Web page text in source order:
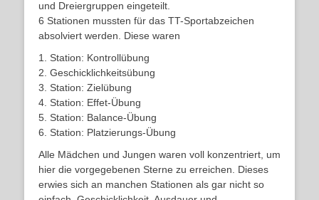
und Dreiergruppen eingeteilt.
6 Stationen mussten für das TT-Sportabzeichen
absolviert werden. Diese waren
1. Station: Kontrollübung
2. Geschicklichkeitsübung
3. Station: Zielübung
4. Station: Effet-Übung
5. Station: Balance-Übung
6. Station: Platzierungs-Übung
Alle Mädchen und Jungen waren voll konzentriert, um
hier die vorgegebenen Sterne zu erreichen. Dieses
erwies sich an manchen Stationen als gar nicht so